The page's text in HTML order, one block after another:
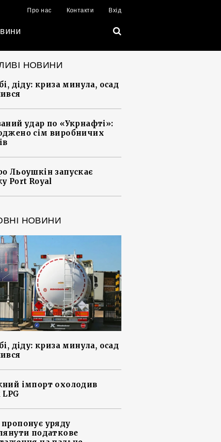
Про нас Контакти Вхід
НОВИНИ
діду: криза минула, осад
удар по «Укрнафті»:
сім виробничих
Льоушкін запускає
Port Royal
НОВИНИ
діду: криза минула, осад
імпорт охолодив
уряду
податкове